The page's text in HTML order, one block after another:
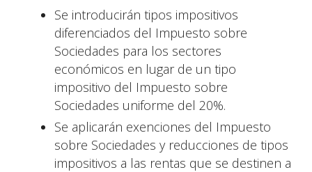
Se introducirán tipos impositivos
diferenciados del Impuesto sobre
Sociedades para los sectores
económicos en lugar de un tipo
impositivo del Impuesto sobre
Sociedades uniforme del 20%.
Se aplicarán exenciones del Impuesto
sobre Sociedades y reducciones de tipos
impositivos a las rentas que se destinen a